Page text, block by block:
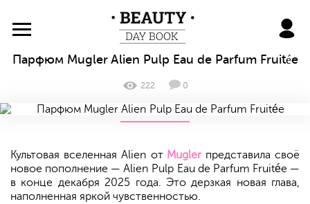
BeautyDayBook
Парфюм Mugler Alien Pulp Eau de Parfum Fruitée
222 0
Культовая вселенная Alien от Mugler представила своё
новое пополнение — Alien Pulp Eau de Parfum Fruitée —
в конце декабря 2025 года. Это дерзкая новая глава,
наполненная яркой чувственностью.